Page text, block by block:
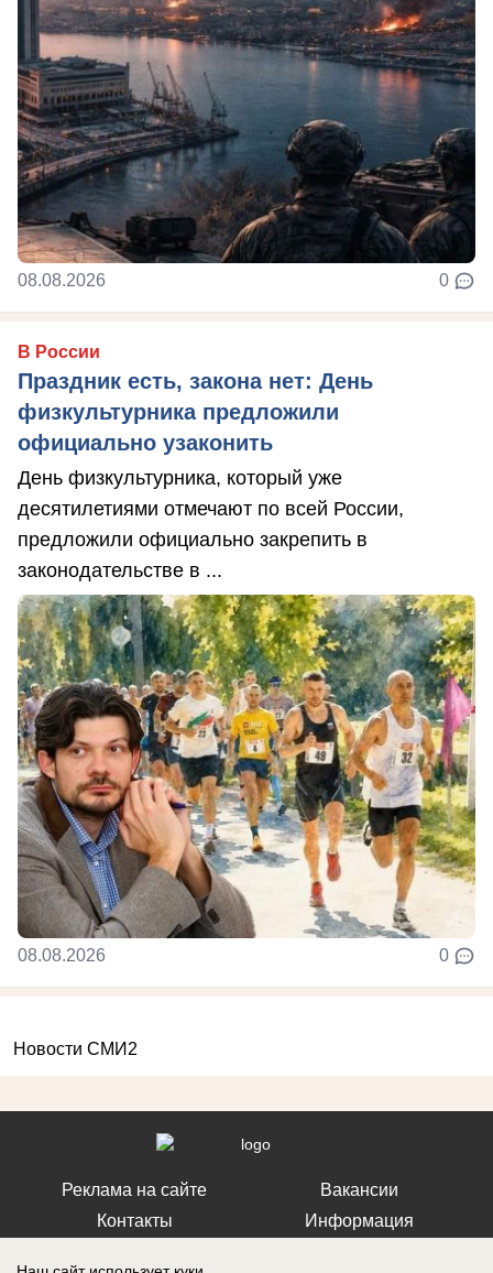
08.08.2026 0
В России
Праздник есть, закона нет: День
физкультурника предложили
официально узаконить
День физкультурника, который уже
десятилетиями отмечают по всей России,
предложили официально закрепить в
законодательстве в ...
08.08.2026 0
Новости СМИ2
Реклама на сайте
Контакты
Вакансии
Информация